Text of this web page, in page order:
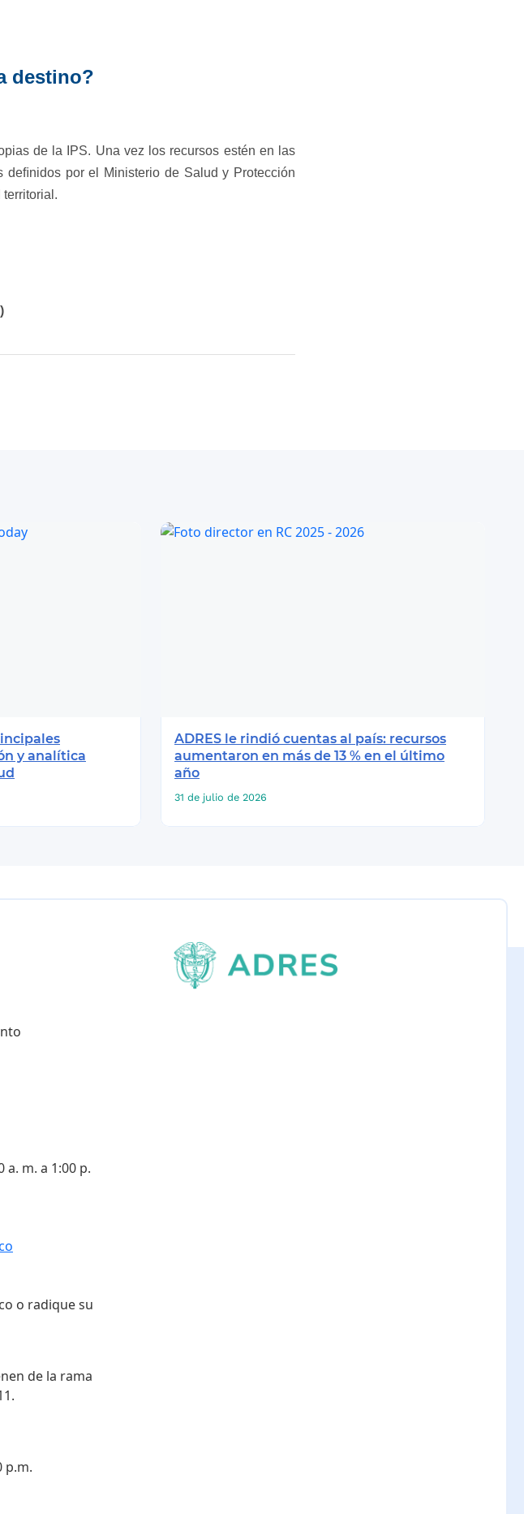
destino?
de la IPS. Una vez los recursos estén en las
por el Ministerio de Salud y Protección
y analítica
ADRES le rindió cuentas al país: recursos
aumentaron en más de 13 % en el último
año
31 de julio de 2026
a. m. a 1:00 p.
o radique su
de la rama
p.m.